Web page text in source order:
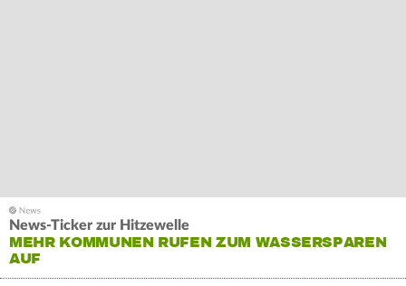
News-Ticker zur Hitzewelle
MEHR KOMMUNEN RUFEN ZUM WASSERSPAREN
AUF